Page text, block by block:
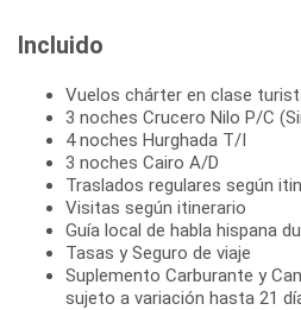
Incluido
Vuelos chárter en clase
3 noches Crucero Nilo P/C
4 noches Hurghada T/I
3 noches Cairo A/D
Traslados regulares según
Visitas según itinerario
Guía local de habla hispana
Tasas y Seguro de viaje
Suplemento Carburante y
sujeto a variación hasta 21